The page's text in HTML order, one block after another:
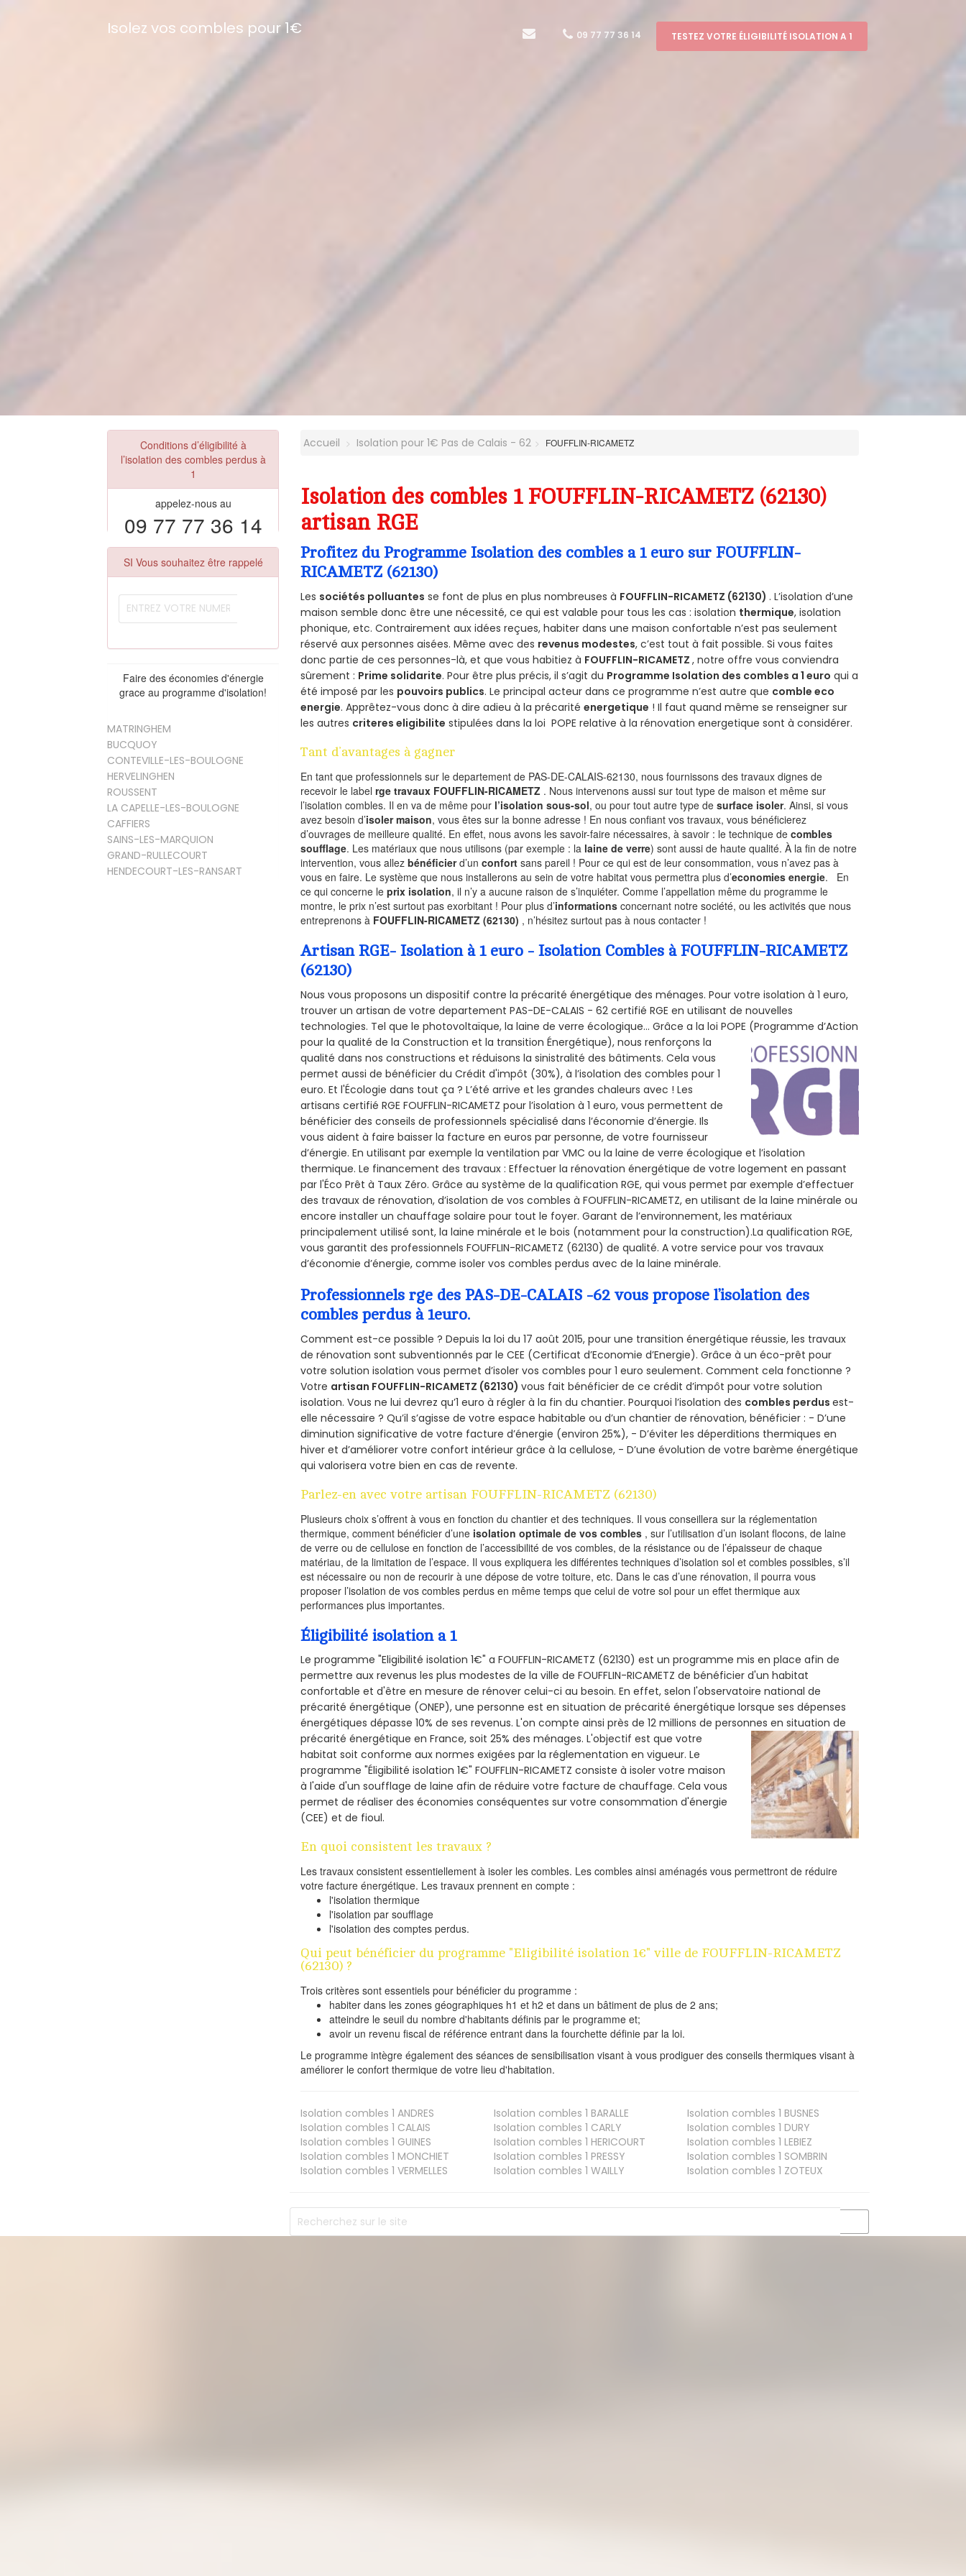
Isolez vos combles pour 1€ 09 77 77 36 14 TESTEZ VOTRE ÉLIGIBILITÉ ISOLATION A 1
Conditions d’éligibilité à
l’isolation des combles perdus à
1
appelez-nous au
09 77 77 36 14
SI Vous souhaitez être rappelé
Faire des économies d'énergie
grace au programme d'isolation!
MATRINGHEM
BUCQUOY
CONTEVILLE-LES-BOULOGNE
HERVELINGHEN
ROUSSENT
LA CAPELLE-LES-BOULOGNE
CAFFIERS
SAINS-LES-MARQUION
GRAND-RULLECOURT
HENDECOURT-LES-RANSART
Accueil Isolation pour 1€ Pas de Calais - 62 FOUFFLIN-RICAMETZ
Isolation des combles 1 FOUFFLIN-RICAMETZ (62130)
artisan RGE
Profitez du Programme Isolation des combles a 1 euro sur FOUFFLIN-
RICAMETZ (62130)
Les sociétés polluantes se font de plus en plus nombreuses à FOUFFLIN-RICAMETZ (62130) . L’isolation d’une
maison semble donc être une nécessité, ce qui est valable pour tous les cas : isolation thermique, isolation
phonique, etc. Contrairement aux idées reçues, habiter dans une maison confortable n’est pas seulement
réservé aux personnes aisées. Même avec des revenus modestes, c’est tout à fait possible. Si vous faites
donc partie de ces personnes-là, et que vous habitiez à FOUFFLIN-RICAMETZ, notre offre vous conviendra
sûrement : Prime solidarite. Pour être plus précis, il s’agit du Programme Isolation des combles a 1 euro qui a
été imposé par les pouvoirs publics. Le principal acteur dans ce programme n’est autre que comble eco
energie. Apprêtez-vous donc à dire adieu à la précaritéenergetique ! Il faut quand même se renseigner sur
les autres criteres eligibilite stipulées dans la loi POPE relative à la rénovation energetique sont à considérer.
Tant d’avantages à gagner
En tant que professionnels sur le departement de PAS-DE-CALAIS-62130, nous fournissons des travaux dignes de
recevoir le labelrge travaux FOUFFLIN-RICAMETZ . Nous intervenons aussi sur tout type de maison et même sur
l’isolation combles. Il en va de même pour l’isolation sous-sol, ou pour tout autre type desurface isoler. Ainsi, si vous
avez besoin d’isoler maison, vous êtes sur la bonne adresse ! En nous confiant vos travaux, vous bénéficierez
d’ouvrages de meilleure qualité. En effet, nous avons les savoir-faire nécessaires, à savoir : le technique decombles
soufflage. Les matériaux que nous utilisons (par exemple : la laine de verre) sont aussi de haute qualité. À la fin de notre
intervention, vous allezbénéficierd’unconfort sans pareil ! Pour ce qui est de leur consommation, vous n’avez pas à
vous en faire. Le système que nous installerons au sein de votre habitat vous permettra plus d’economies energie. En
ce qui concerne leprix isolation, il n’y a aucune raison de s’inquiéter. Comme l’appellation même du programme le
montre, le prix n’est surtout pas exorbitant ! Pour plus d’informations concernant notre société, ou les activités que nous
entreprenons à FOUFFLIN-RICAMETZ (62130) , n’hésitez surtout pas à nous contacter !
Artisan RGE- Isolation à 1 euro - Isolation Combles à FOUFFLIN-RICAMETZ
(62130)
Nous vous proposons un dispositif contre la précarité énergétique des ménages. Pour votre isolation à 1 euro,
trouver un artisan de votre departement PAS-DE-CALAIS - 62 certifié RGE en utilisant de nouvelles
technologies. Tel que le photovoltaïque, la laine de verre écologique... Grâce a la loi POPE (Programme d’Action
pour la qualité de la Construction et la transition Énergétique), nous renforçons la
qualité dans nos constructions et réduisons la sinistralité des bâtiments. Cela vous
permet aussi de bénéficier du Crédit d'impôt (30%), à l’isolation des combles pour 1
euro. Et l'Écologie dans tout ça ? L’été arrive et les grandes chaleurs avec ! Les
artisans certifié RGE FOUFFLIN-RICAMETZ pour l’isolation à 1 euro, vous permettent de
bénéficier des conseils de professionnels spécialisé dans l’économie d’énergie. Ils
vous aident à faire baisser la facture en euros par personne, de votre fournisseur
d’énergie. En utilisant par exemple la ventilation par VMC ou la laine de verre écologique et l’isolation
thermique. Le financement des travaux : Effectuer la rénovation énergétique de votre logement en passant
par l'Éco Prêt à Taux Zéro. Grâce au système de la qualification RGE, qui vous permet par exemple d’effectuer
des travaux de rénovation, d’isolation de vos combles à FOUFFLIN-RICAMETZ, en utilisant de la laine minérale ou
encore installer un chauffage solaire pour tout le foyer. Garant de l’environnement, les matériaux
principalement utilisé sont, la laine minérale et le bois (notamment pour la construction).La qualification RGE,
vous garantit des professionnels FOUFFLIN-RICAMETZ (62130) de qualité. A votre service pour vos travaux
d’économie d’énergie, comme isoler vos combles perdus avec de la laine minérale.
Professionnels rge des PAS-DE-CALAIS -62 vous propose l’isolation des
combles perdus à 1euro.
Comment est-ce possible ? Depuis la loi du 17 août 2015, pour une transition énergétique réussie, les travaux
de rénovation sont subventionnés par le CEE (Certificat d’Economie d’Energie). Grâce à un éco-prêt pour
votre solution isolation vous permet d’isoler vos combles pour 1 euro seulement. Comment cela fonctionne ?
Votre artisan FOUFFLIN-RICAMETZ (62130)vous fait bénéficier de ce crédit d’impôt pour votre solution
isolation. Vous ne lui devrez qu’1 euro à régler à la fin du chantier. Pourquoi l’isolation des combles perdusest-
elle nécessaire ? Qu’il s’agisse de votre espace habitable ou d’un chantier de rénovation, bénéficier : - D’une
diminution significative de votre facture d’énergie (environ 25%), - D’éviter les déperditions thermiques en
hiver et d’améliorer votre confort intérieur grâce à la cellulose, - D’une évolution de votre barème énergétique
qui valorisera votre bien en cas de revente.
Parlez-en avec votre artisan FOUFFLIN-RICAMETZ (62130)
Plusieurs choix s’offrent à vous en fonction du chantier et des techniques. Il vous conseillera sur la réglementation
thermique, comment bénéficier d’une isolation optimale de vos combles , sur l’utilisation d’un isolant flocons, de laine
de verre ou de cellulose en fonction de l’accessibilité de vos combles, de la résistance ou de l’épaisseur de chaque
matériau, de la limitation de l’espace. Il vous expliquera les différentes techniques d’isolation sol et combles possibles, s’il
est nécessaire ou non de recourir à une dépose de votre toiture, etc. Dans le cas d’une rénovation, il pourra vous
proposer l’isolation de vos combles perdus en même temps que celui de votre sol pour un effet thermique aux
performances plus importantes.
Éligibilité isolation a 1
Le programme "Eligibilité isolation 1€" a FOUFFLIN-RICAMETZ (62130) est un programme mis en place afin de
permettre aux revenus les plus modestes de la ville de FOUFFLIN-RICAMETZ de bénéficier d'un habitat
confortable et d'être en mesure de rénover celui-ci au besoin. En effet, selon l'observatoire national de
précarité énergétique (ONEP), une personne est en situation de précarité énergétique lorsque ses dépenses
énergétiques dépasse 10% de ses revenus. L'on compte ainsi près de 12 millions de personnes en situation de
précarité énergétique en France, soit 25% des ménages.L'objectif est que votre
habitat soit conforme aux normes exigées par la réglementation en vigueur. Le
programme "Éligibilité isolation 1€" FOUFFLIN-RICAMETZ consiste à isoler votre maison
à l'aide d'un soufflage de laine afin de réduire votre facture de chauffage. Cela vous
permet de réaliser des économies conséquentes sur votre consommation d'énergie
(CEE) et de fioul.
En quoi consistent les travaux ?
Les travaux consistent essentiellement à isoler les combles. Les combles ainsi aménagés vous permettront de réduire
votre facture énergétique. Les travaux prennent en compte :
l'isolation thermique
l'isolation par soufflage
l'isolation des comptes perdus.
Qui peut bénéficier du programme "Eligibilité isolation 1€" ville de FOUFFLIN-RICAMETZ
(62130) ?
Trois critères sont essentiels pour bénéficier du programme :
habiter dans les zones géographiques h1 et h2 et dans un bâtiment de plus de 2 ans;
atteindre le seuil du nombre d'habitants définis par le programme et;
avoir un revenu fiscal de référence entrant dans la fourchette définie par la loi.
Le programme intègre également des séances de sensibilisation visant à vous prodiguer des conseils thermiques visant à
améliorer le confort thermique de votre lieu d'habitation.
Isolation combles 1 ANDRES Isolation combles 1 BARALLE Isolation combles 1 BUSNES
Isolation combles 1 CALAIS Isolation combles 1 CARLY Isolation combles 1 DURY
Isolation combles 1 GUINES Isolation combles 1 HERICOURT Isolation combles 1 LEBIEZ
Isolation combles 1 MONCHIET Isolation combles 1 PRESSY Isolation combles 1 SOMBRIN
Isolation combles 1 VERMELLES Isolation combles 1 WAILLY Isolation combles 1 ZOTEUX